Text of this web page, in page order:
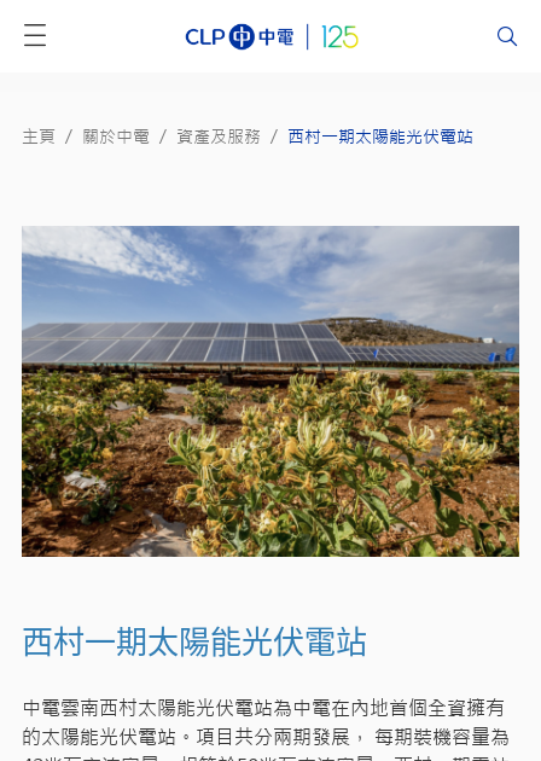
主頁 / 關於中電 / 資產及服務 / 西村一期太陽能光伏電站
西村一期太陽能光伏電站
中電雲南西村太陽能光伏電站為中電在內地首個全資擁有
的太陽能光伏電站。項目共分兩期發展， 每期裝機容量為